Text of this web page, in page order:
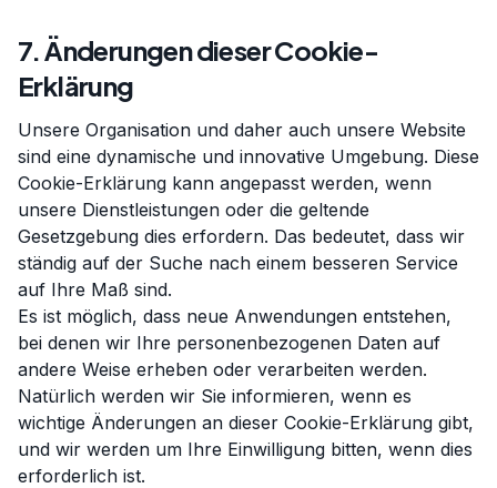
7. Änderungen dieser Cookie-
Erklärung
Unsere Organisation und daher auch unsere Website
sind eine dynamische und innovative Umgebung. Diese
Cookie-Erklärung kann angepasst werden, wenn
unsere Dienstleistungen oder die geltende
Gesetzgebung dies erfordern. Das bedeutet, dass wir
ständig auf der Suche nach einem besseren Service
auf Ihre Maß sind.
Es ist möglich, dass neue Anwendungen entstehen,
bei denen wir Ihre personenbezogenen Daten auf
andere Weise erheben oder verarbeiten werden.
Natürlich werden wir Sie informieren, wenn es
wichtige Änderungen an dieser Cookie-Erklärung gibt,
und wir werden um Ihre Einwilligung bitten, wenn dies
erforderlich ist.